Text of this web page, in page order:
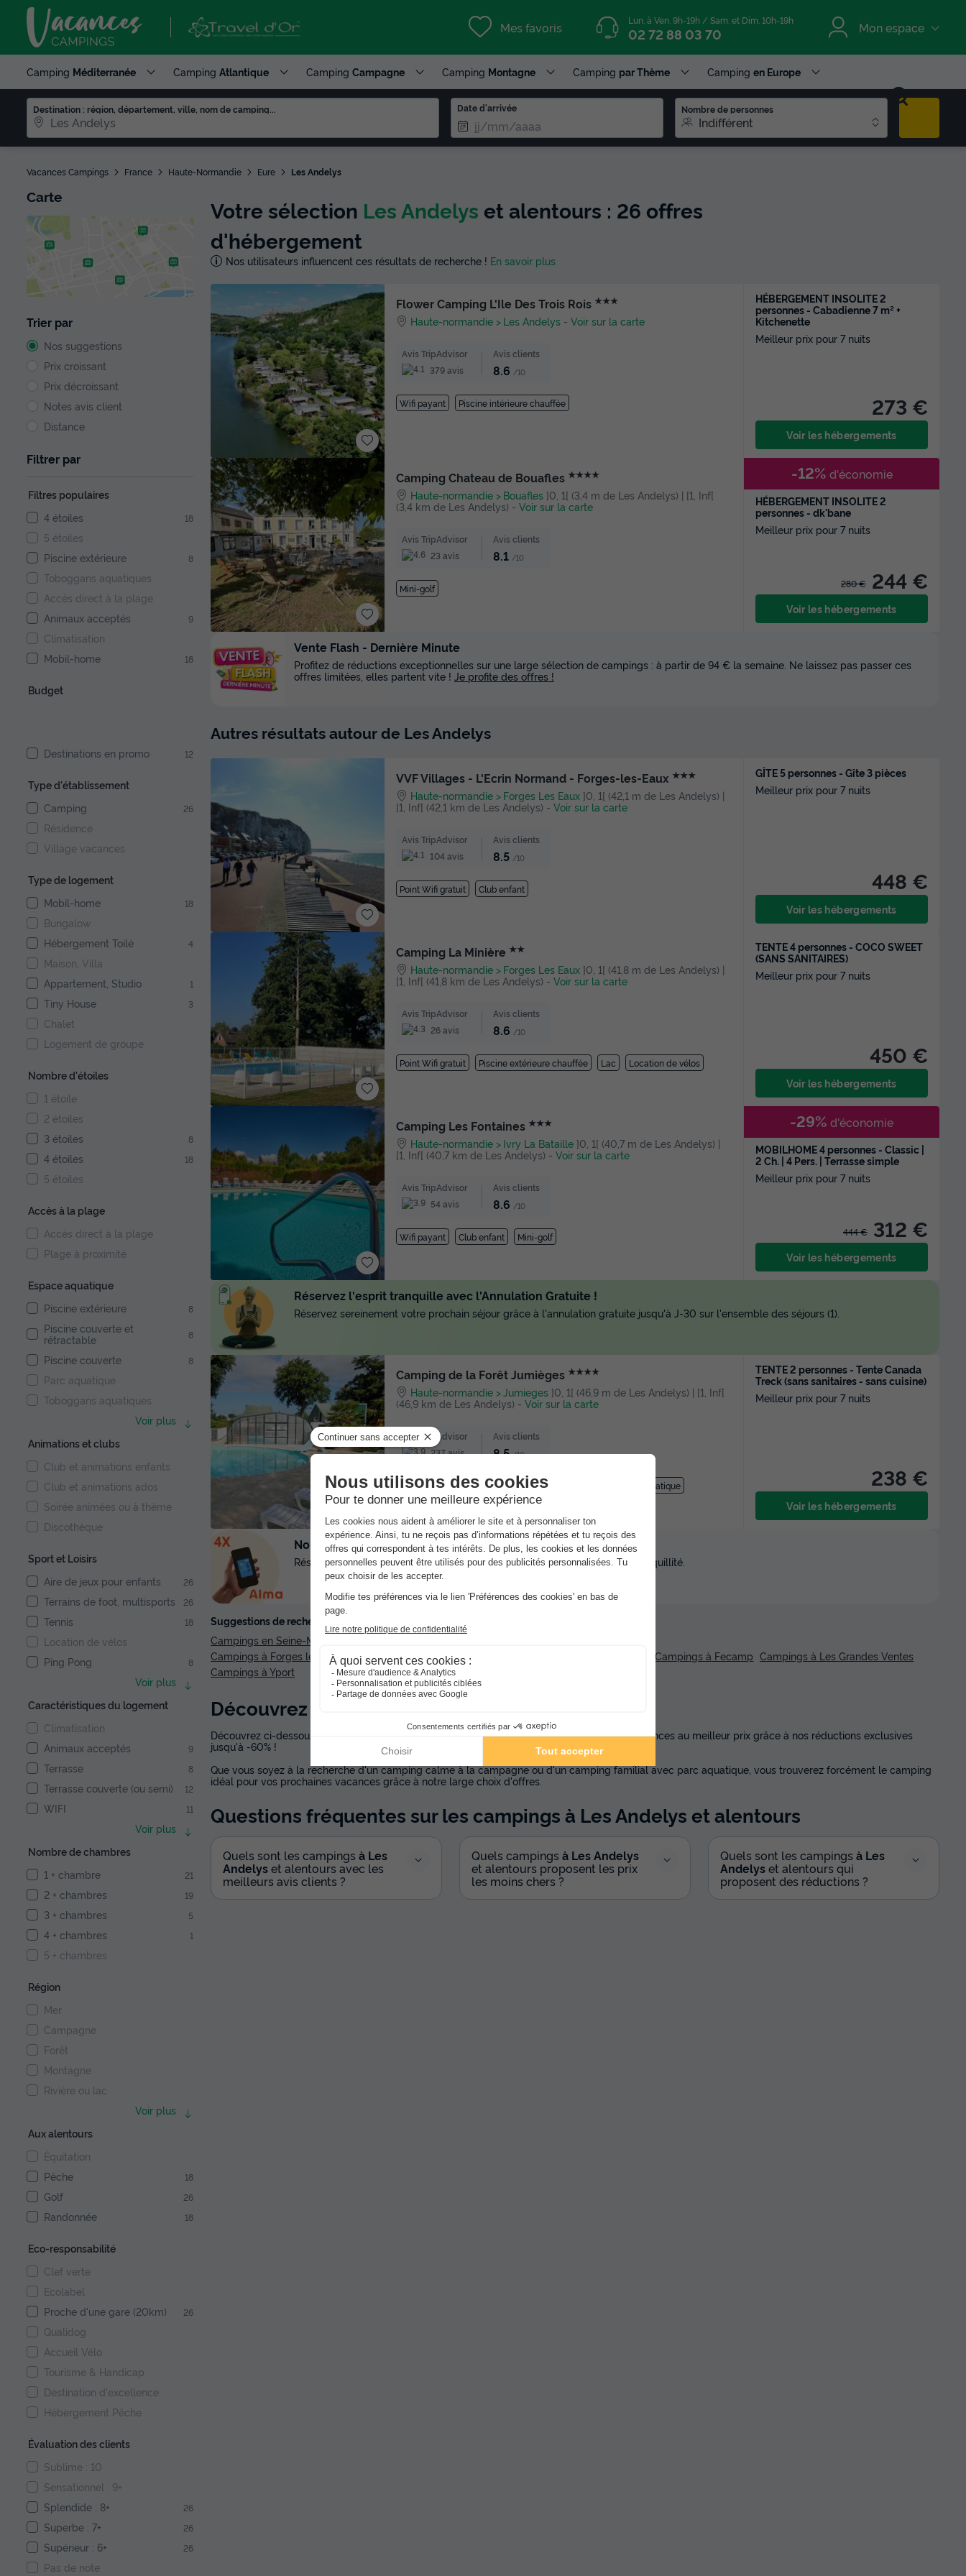
Mes favoris Lun. à Ven. 9h-19h / Sam. et Dim. 10h-19h
02 72 88 03 70 Mon espace
Camping Méditerranée Camping Atlantique Camping Campagne Camping Montagne Camping par Thème Camping en Europe
Destination : région, département, ville, nom de camping... Date d'arrivée Nombre de personnes
Indifférent
Vacances Campings France Haute-Normandie Eure Les Andelys
Carte
Trier par
Nos suggestions
Prix croissant
Prix décroissant
Notes avis client
Distance
Filtrer par
Filtres populaires
4 étoiles
18
5 étoiles
Piscine extérieure
8
Toboggans aquatiques
Accès direct à la plage
Animaux acceptés
9
Climatisation
Mobil-home
18
Budget
Destinations en promo 12
Type d'établissement
Camping
26
Résidence
Village vacances
Type de logement
Mobil-home
18
Bungalow
Hébergement Toilé
4
Maison, Villa
Appartement, Studio
1
Tiny House 3
Chalet
Logement de groupe
Nombre d'étoiles
1 étoile
2 étoiles
3 étoiles
8
4 étoiles 18
5 étoiles
Accès à la plage
Accès direct à la plage
Plage à proximité
Espace aquatique
Piscine extérieure
8
Piscine couverte et
rétractable
8
Piscine couverte 8
Parc aquatique
Toboggans aquatiques
Voir plus
Animations et clubs
Club et animations enfants
Club et animations ados
Soirée animées ou à thème
Discothèque
Sport et Loisirs
Aire de jeux pour enfants
26
Terrains de foot, multisports 26
Tennis 18
Location de vélos
Ping Pong
8
Voir plus
Caractéristiques du logement
Climatisation
Animaux acceptés
9
Terrasse 8
Terrasse couverte (ou semi) 12
WIFI 11
Voir plus
Nombre de chambres
1 + chambre
21
2 + chambres 19
3 + chambres 5
4 + chambres 1
5 + chambres
Région
Mer
Campagne
Forêt
Montagne
Rivière ou lac
Voir plus
Aux alentours
Équitation
Pêche
18
Golf 26
Randonnée 18
Eco-responsabilité
Clef verte
Ecolabel
Proche d'une gare (20km)
26
Qualidog
Accueil Vélo
Tourisme & Handicap
Destination d'excellence
Hébergement Pêche
Évaluation des clients
Sublime : 10
Sensationnel : 9+
Splendide : 8+
26
Superbe : 7+ 26
Supérieur : 6+ 26
Pas de note
Votre sélection Les Andelys et alentours : 26 offres
d'hébergement
Nos utilisateurs influencent ces résultats de recherche ! En savoir plus
Flower Camping L'Ile Des Trois Rois ★★★
Haute-normandie Les Andelys -Voir sur la carte
Avis TripAdvisor
379 avis
Avis clients
8.6 /10
Wifi payant Piscine intérieure chauffée
HÉBERGEMENT INSOLITE 2
personnes - Cabadienne 7 m² +
Kitchenette
Meilleur prix pour 7 nuits
273 €
Voir les hébergements
Camping Chateau de Bouafles ★★★★
Haute-normandie Bouafles ]0, 1[ (3,4 m de Les Andelys) | [1, Inf[
(3,4 km de Les Andelys) - Voir sur la carte
Avis TripAdvisor
23 avis
Avis clients
8.1 /10
Mini-golf
HÉBERGEMENT INSOLITE 2
personnes - dk'bane
Meilleur prix pour 7 nuits
280 € 244 €
-12% d'économie
Voir les hébergements
Autres résultats autour de Les Andelys
VVF Villages - L'Ecrin Normand - Forges-les-Eaux ★★★
Haute-normandie Forges Les Eaux ]0, 1[ (42,1 m de Les Andelys) |
[1, Inf[ (42,1 km de Les Andelys) - Voir sur la carte
Avis TripAdvisor
104 avis
Avis clients
8.5 /10
Point Wifi gratuit Club enfant
GÎTE 5 personnes - Gîte 3 pièces
Meilleur prix pour 7 nuits
448 €
Voir les hébergements
Camping La Minière ★★
Haute-normandie Forges Les Eaux ]0, 1[ (41,8 m de Les Andelys) |
[1, Inf[ (41,8 km de Les Andelys) - Voir sur la carte
Avis TripAdvisor
26 avis
Avis clients
8.6 /10
Point Wifi gratuit Piscine extérieure chauffée Lac Location de vélos
TENTE 4 personnes - COCO SWEET
(SANS SANITAIRES)
Meilleur prix pour 7 nuits
450 €
Voir les hébergements
Camping Les Fontaines ★★★
Haute-normandie Ivry La Bataille ]0, 1[ (40,7 m de Les Andelys) |
[1, Inf[ (40,7 km de Les Andelys) - Voir sur la carte
Avis TripAdvisor
54 avis
Avis clients
8.6 /10
Wifi payant Club enfant Mini-golf
MOBILHOME 4 personnes - Classic |
2 Ch. | 4 Pers. | Terrasse simple
Meilleur prix pour 7 nuits
444 € 312 €
-29% d'économie
Voir les hébergements
Camping de la Forêt Jumièges ★★★★
Haute-normandie Jumieges ]0, 1[ (46,9 m de Les Andelys) | [1, Inf[
(46,9 km de Les Andelys) - Voir sur la carte
Avis TripAdvisor
237 avis
Avis clients
8.5 /10
Point Wifi gratuit Piscine intérieure chauffée
Toboggan aquatique
Location de vélos
Aire de jeux aquatique
TENTE 2 personnes - Tente Canada
Treck (sans sanitaires - sans cuisine)
Meilleur prix pour 7 nuits
238 €
Voir les hébergements
Réservez l'esprit tranquille avec l'Annulation Gratuite !
Réservez sereinement votre prochain séjour grâce à l'annulation gratuite jusqu'à J-30 sur l'ensemble des séjours (1).
Nouveau : Paiement en 4 fois !
Réservez dès maintenant, payez en 4 fois avec Alma et partez en toute tranquillité.
Vente Flash - Dernière Minute
Profitez de réductions exceptionnelles sur une large sélection de campings : à partir de 94 € la semaine. Ne laissez pas passer ces
offres limitées, elles partent vite ! Je profite des offres !
Suggestions de recherche :
Campings en Seine-Maritime
Campings à Forges les Eaux Campings à Saint Aubin sur Scie Campings à Fecamp Campings à Les Grandes Ventes
Campings à Yport
Découvrez la ville Les Andelys
Découvrez ci-dessous la sélection de campings réalisée par nos experts et réservez vos vacances au meilleur prix grâce à nos réductions exclusives
jusqu'à -60% !
Que vous soyez à la recherche d'un camping calme à la campagne ou d'un camping familial avec parc aquatique, vous trouverez forcément le camping
idéal pour vos prochaines vacances grâce à notre large choix d'offres.
Questions fréquentes sur les campings à Les Andelys et alentours
Quels sont les campings à Les
Andelyset alentours avec les
meilleurs avis clients ?
Quels campings à Les Andelys
et alentours proposent les prix
les moins chers ?
Quels sont les campings à Les
Andelyset alentours qui
proposent des réductions ?